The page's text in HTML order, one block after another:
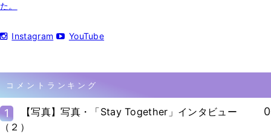
た。
Instagram YouTube
コメントランキング
1
【写真】写真・「Stay Together」インタビュー
（２）
0